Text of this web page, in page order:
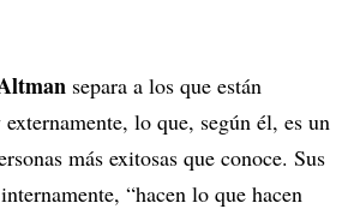
separa a los que están
lo que, según él, es un
más exitosas que conoce. Sus
“hacen lo que hacen